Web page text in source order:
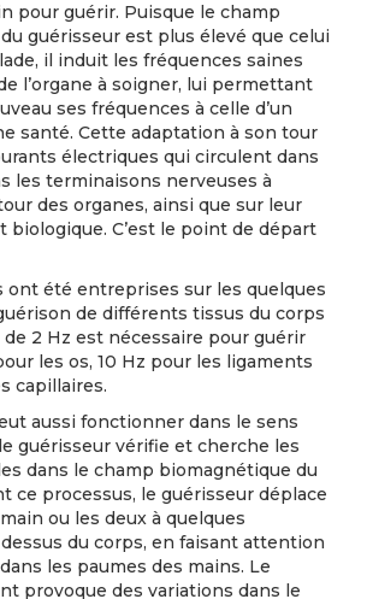
pour guérir. Puisque le champ
guérisseur est plus élevé que celui
il induit les fréquences saines
l’organe à soigner, lui permettant
ses fréquences à celle d’un
santé. Cette adaptation à son tour
électriques qui circulent dans
les terminaisons nerveuses à
des organes, ainsi que sur leur
C’est le point de départ
ont été entreprises sur les quelques
de différents tissus du corps
2 Hz est nécessaire pour guérir
les os, 10 Hz pour les ligaments
capillaires.
aussi fonctionner dans le sens
guérisseur vérifie et cherche les
dans le champ biomagnétique du
ce processus, le guérisseur déplace
ou les deux à quelques
du corps, en faisant attention
les paumes des mains. Le
provoque des variations dans le